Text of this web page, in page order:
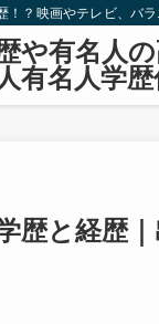
！？映画やテレビ、バ
や有名人
有名人学
歴と経歴